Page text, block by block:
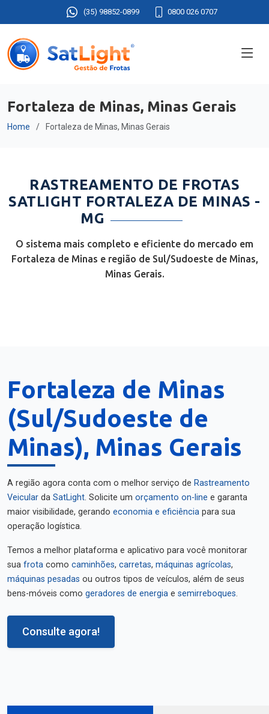
(35) 98852-0899 0800 026 0707
Fortaleza de Minas, Minas Gerais
Home Fortaleza de Minas, Minas Gerais
RASTREAMENTO DE FROTAS
SATLIGHT FORTALEZA DE MINAS -
MG
O sistema mais completo e eficiente do mercado em
Fortaleza de Minas e região de Sul/Sudoeste de Minas,
Minas Gerais.
Fortaleza de Minas
(Sul/Sudoeste de
Minas), Minas Gerais
A região agora conta com o melhor serviço de Rastreamento
Veicular da SatLight. Solicite um orçamento on-line e garanta
maior visibilidade, gerando economia e eficiência para sua
operação logística.
Temos a melhor plataforma e aplicativo para você monitorar
sua frota como caminhões, carretas, máquinas agrícolas,
máquinas pesadas ou outros tipos de veículos, além de seus
bens-móveis como geradores de energia e semirreboques.
Consulte agora!